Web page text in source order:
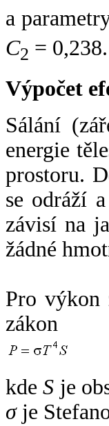
a
C2 = 0,238.
Výpočet
Sálání
energie
prostoru.
se odráží
závisí na
žádné
Pro výkon
zákon
kdeS je
σje